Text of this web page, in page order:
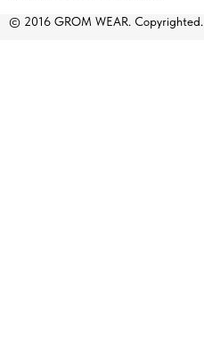
© 2016 GROM WEAR. Copyrighted.